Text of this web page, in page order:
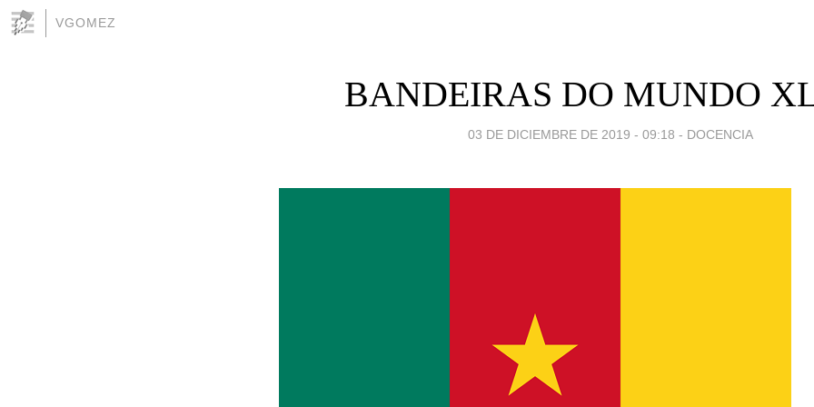
VGOMEZ
BANDEIRAS DO MUNDO
03 DE DICIEMBRE DE 2019 - 09:18 - DOCENCIA